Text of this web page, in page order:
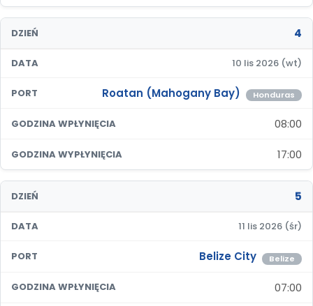
DZIEŃ 4
DATA 10 lis 2026 (wt)
PORT Roatan (Mahogany Bay) Honduras
GODZINA WPŁYNIĘCIA 08:00
GODZINA WYPŁYNIĘCIA 17:00
DZIEŃ 5
DATA 11 lis 2026 (śr)
PORT Belize City Belize
GODZINA WPŁYNIĘCIA 07:00